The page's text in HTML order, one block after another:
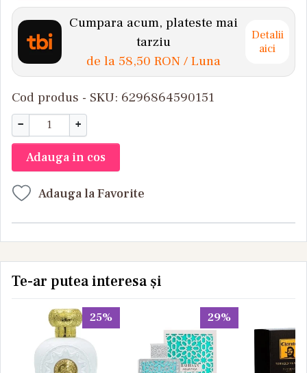
Cumpara acum, plateste mai
tarziu
de la 58,50 RON / Luna
Detalii
aici
Cod produs - SKU 6296864590151
− +
Adauga in cos
Adauga la Favorite
Te-ar putea interesa și
25% 29%